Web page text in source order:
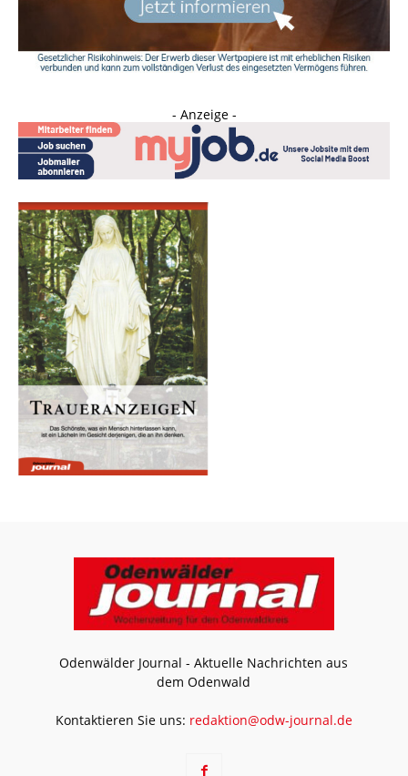
- Anzeige -
Odenwälder Journal - Aktuelle Nachrichten aus
dem Odenwald
Kontaktieren Sie uns: redaktion@odw-journal.de